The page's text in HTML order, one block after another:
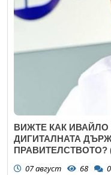
ВИЖТЕ КАК
ДИГИТАЛНАТА
ПРАВИТЕЛСТВОТО?
07 август 68 0